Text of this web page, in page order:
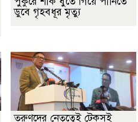
ডুবে গৃহবধূর মৃত্যু
তরুণদের নেতৃত্বেই টেকসই